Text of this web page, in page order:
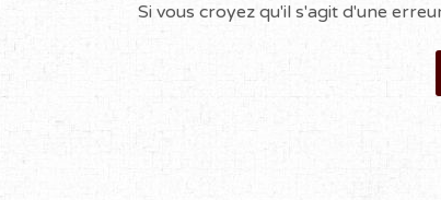
Si vous croyez qu'il s'agit d'une